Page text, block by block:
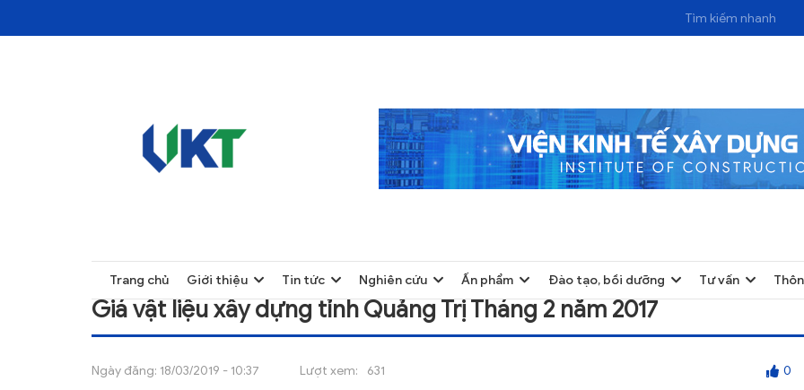
NGHIÊN CỨU
Trang chủ Giới thiệu Tin tức Nghiên cứu Ấn phẩm Đào tạo, bồi dưỡng Tư vấn
Giá vật liệu xây dựng tỉnh Quảng Trị Tháng 2 năm 2017
Ngày đăng: 18/03/2019 - 10:37 Lượt xem: 631 0